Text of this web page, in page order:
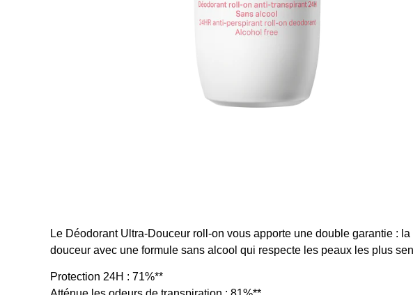
Le Déodorant Ultra-Douceur roll-on vous apporte une double garantie :
douceur avec une formule sans alcool qui respecte les peaux les plus
Protection 24H : 71%**